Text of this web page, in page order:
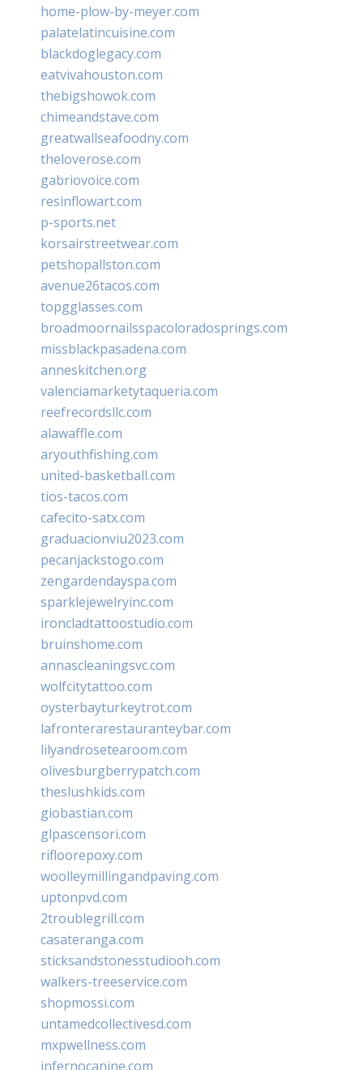
home-plow-by-meyer.com
palatelatincuisine.com
blackdoglegacy.com
eatvivahouston.com
thebigshowok.com
chimeandstave.com
greatwallseafoodny.com
theloverose.com
gabriovoice.com
resinflowart.com
p-sports.net
korsairstreetwear.com
petshopallston.com
avenue26tacos.com
topgglasses.com
broadmoornailsspacoloradosprings.com
missblackpasadena.com
anneskitchen.org
valenciamarketytaqueria.com
reefrecordsllc.com
alawaffle.com
aryouthfishing.com
united-basketball.com
tios-tacos.com
cafecito-satx.com
graduacionviu2023.com
pecanjackstogo.com
zengardendayspa.com
sparklejewelryinc.com
ironcladtattoostudio.com
bruinshome.com
annascleaningsvc.com
wolfcitytattoo.com
oysterbayturkeytrot.com
lafronterarestauranteybar.com
lilyandrosetearoom.com
olivesburgberrypatch.com
theslushkids.com
giobastian.com
glpascensori.com
rifloorepoxy.com
woolleymillingandpaving.com
uptonpvd.com
2troublegrill.com
casateranga.com
sticksandstonesstudiooh.com
walkers-treeservice.com
shopmossi.com
untamedcollectivesd.com
mxpwellness.com
infernocanine.com